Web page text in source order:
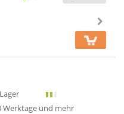
Werktage und mehr